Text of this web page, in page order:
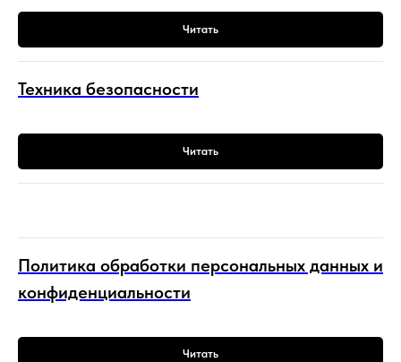
Читать
Техника безопасности
Читать
Политика обработки персональных данных и
конфиденциальности
Читать